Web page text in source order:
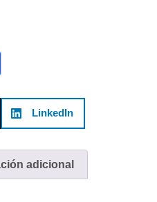
LinkedIn
adicional